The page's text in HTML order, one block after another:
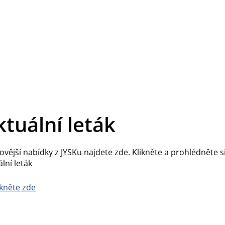
leták
nabídky z JYSKu najdete zde. Klikněte a prohlédněte
leták
zde